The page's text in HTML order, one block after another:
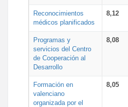
Reconocimientos
médicos planificados
8,12
Programas y
servicios del Centro
de Cooperación al
Desarrollo
8,08
Formación en
valenciano
organizada por el
8,05